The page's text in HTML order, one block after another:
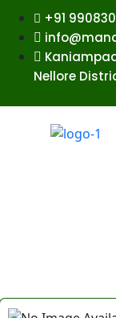
+91
Nellore